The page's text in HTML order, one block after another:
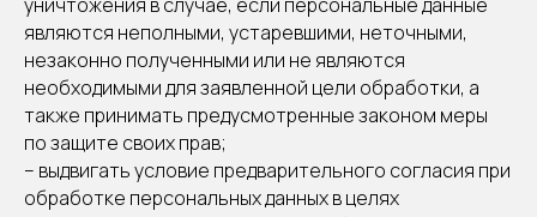
являются неполными, устаревшими, неточными,
незаконно полученными или не являются
необходимыми для заявленной цели обработки, а
также принимать предусмотренные законом меры
по защите своих прав;
– выдвигать условие предварительного согласия при
обработке персональных данных в целях